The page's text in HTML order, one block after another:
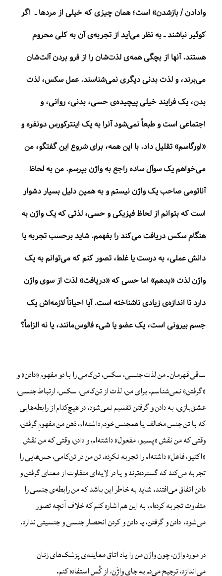
وادادن / بازشدن» است؛ همان چیزی که خیلی از مردها ــ اگر
کوئیر نباشند ــ به نظر می‌آید از تجربه‌ی آن به کلی محروم
هستند. آنها از بچگی همه‌ی لذت‌شان را از فرو بردن آلت‌شان
می‌برند، و لذت بدنی دیگری نمی‌شناسند. عمل سکس، لذت
بدن، یک فرایند خیلی پیچیده‌ی حسی، بدنی، روانی، و
اجتماعی است و طبعاً نمی‌شود آنرا به یک اینترکورس دونفره و
«اورگاسم» تقلیل داد. با این همه، برای شروع این گفتگو، من
می‌خواهم یک سوآل ساده راجع به واژن بپرسم. من به لحاظ
آناتومی صاحب یک واژن نیستم و به همین دلیل بسیار دشوار
است که بتوانم از لحاظ فیزیکی و حسی، لذتی که یک واژن به
هنگام سکس دریافت می‌کند را بفهمم. شاید برحسب تجربه یا
دانش عملی، به درست یا غلط، تصور کنم که می‌توانم به یک
واژن لذت «بدهم» اما حسی که «دریافت» لذت از سوی واژن
دارد تا اندازه‌ی زیادی ناشناخته ‌است. آیا احیاناً لازمه‌اش یک
جسم بیرونی است، یک عضو یا شیء فالوس‌مانند، یا نه الزاماً؟
ساقی قهرمان ـ من لذت جنسی، سکس، تن‌کامی را با دو مفهوم «دادن» و
«گرفتن» نمی‌شناسم. برای من، لذت از تن‌کامی، سکس، ارتباط جنسی،
عشق‌بازی، به دادن و گرفتن تقسیم نمی‌شود. در هیچ‌کدام از رابطه‌هایی
که با تن جنس مخالف یا همجنس خودم داشته‌ام، ذهن من مفهومِ گرفتن،
وقتی که من نقش «پسیو، مفعول» داشته‌ام، و دادن، وقتی که من نقش
«اکتیو، فاعل» داشته‌ام را تجربه نکرده. تن من در تن‌کامی، حس‌هایی را
تجربه می‌کند که گسترده‌ترند و یا در لایه‌ای متفاوت از معنای گرفتن و
دادن اتفاق می‌افتند. شاید به خاطر این باشد که من رابطه‌ی جنسی را
متفاوت تجربه کرده‌ام. به این هم اشاره کنم که خلاف آنچه تصور
می‌شود، دادن و گرفتن، یا دادن و کردن انحصار جنسی و جنسیتی ندارد.
در مورد واژن، چون واژن من را یاد اتاق معاینه‌ی پزشک‌های زنان
می‌اندازد، ترجیح می‌دم به جای واژَن، از کُس استفاده کنم.